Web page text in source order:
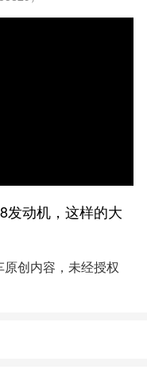
发动机，这样的大
创内容，未经授权